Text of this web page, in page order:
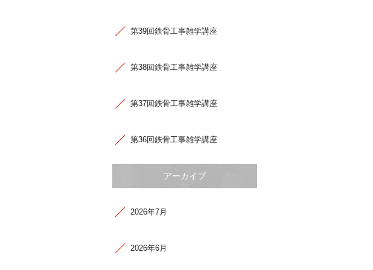
第39回鉄骨工事雑学講座
第38回鉄骨工事雑学講座
第37回鉄骨工事雑学講座
第36回鉄骨工事雑学講座
アーカイブ
2026年7月
2026年6月